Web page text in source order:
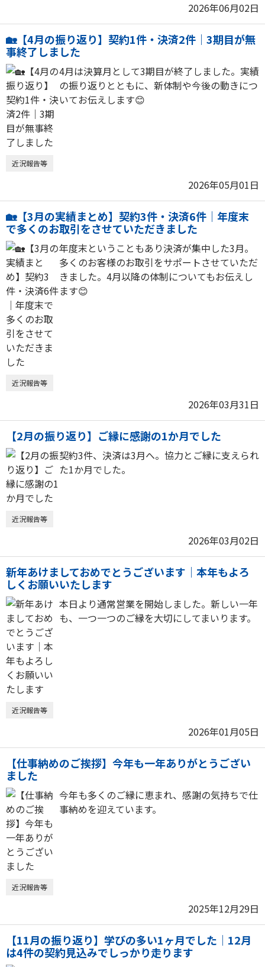
2026年06月02日
🏡【4月の振り返り】契約1件・決済2件｜3期目が無
事終了しました
4月は決算月として3期目が終了しました。実績
の振り返りとともに、新体制や今後の動きにつ
いてお伝えします😊
近況報告等
2026年05月01日
🏡【3月の実績まとめ】契約3件・決済6件｜年度末
で多くのお取引をさせていただきました
年度末ということもあり決済が集中した3月。
多くのお客様のお取引をサポートさせていただ
きました。4月以降の体制についてもお伝えし
ます😊
近況報告等
2026年03月31日
【2月の振り返り】ご縁に感謝の1か月でした
契約3件、決済は3月へ。協力とご縁に支えられ
た1か月でした。
近況報告等
2026年03月02日
新年あけましておめでとうございます｜本年もよろ
しくお願いいたします
本日より通常営業を開始しました。新しい一年
も、一つ一つのご縁を大切にしてまいります。
近況報告等
2026年01月05日
【仕事納めのご挨拶】今年も一年ありがとうござい
ました
今年も多くのご縁に恵まれ、感謝の気持ちで仕
事納めを迎えています。
近況報告等
2025年12月29日
【11月の振り返り】学びの多い1ヶ月でした｜12月
は4件の契約見込みでしっかり走ります